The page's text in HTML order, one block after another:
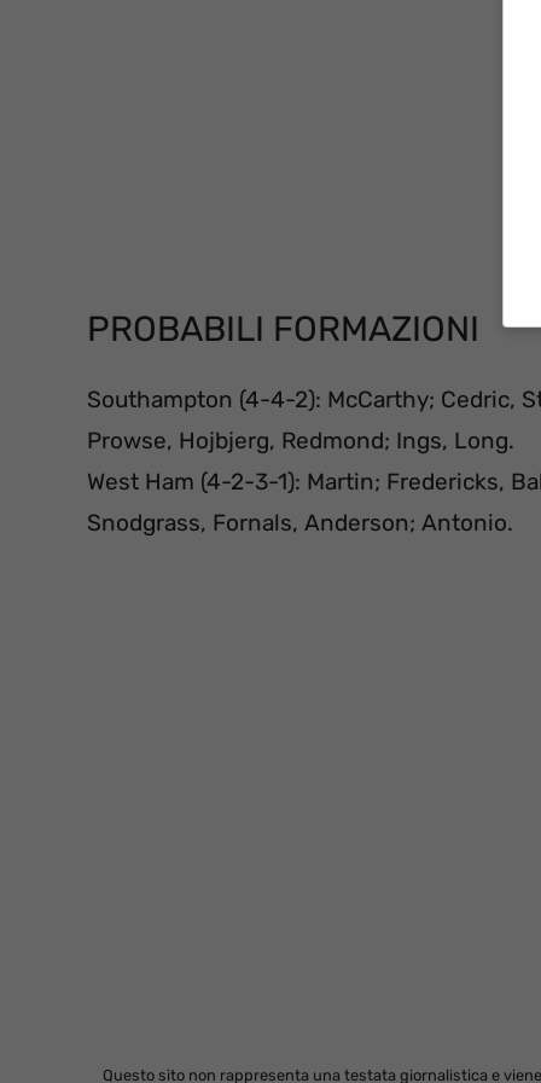
PROBABILI FORMAZIONI
Southampton (4-4-2): McCarthy; Cedric,
Prowse, Hojbjerg, Redmond; Ings, Long.
West Ham (4-2-3-1): Martin; Fredericks,
Snodgrass, Fornals, Anderson; Antonio.
Questo sito non rappresenta una testata giornalistica e